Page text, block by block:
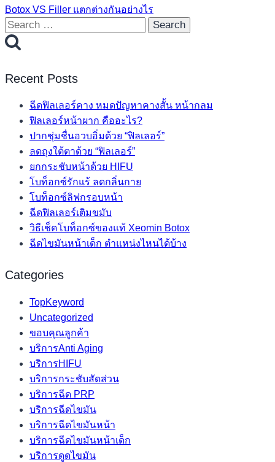
Botox VS Filler แตกต่างกันอย่างไร
Search
for:
Recent Posts
ฉีดฟิลเลอร์คาง หมดปัญหาคางสั้น หน้ากลม
ฟิลเลอร์หน้าผาก คืออะไร?
ปากชุ่มชื่นอวบอิ่มด้วย “ฟิลเลอร์”
ลดถุงใต้ตาด้วย “ฟิลเลอร์”
ยกกระชับหน้าด้วย HIFU
โบท็อกซ์รักแร้ ลดกลิ่นกาย
โบท็อกซ์ลิฟกรอบหน้า
ฉีดฟิลเลอร์เติมขมับ
วิธีเช็คโบท็อกซ์ของแท้ Xeomin Botox
ฉีดไขมันหน้าเด็ก ตำแหน่งไหนได้บ้าง
Categories
TopKeyword
Uncategorized
ขอบคุณลูกค้า
บริการAnti Aging
บริการHIFU
บริการกระชับสัดส่วน
บริการฉีด PRP
บริการฉีดไขมัน
บริการฉีดไขมันหน้า
บริการฉีดไขมันหน้าเด็ก
บริการดูดไขมัน